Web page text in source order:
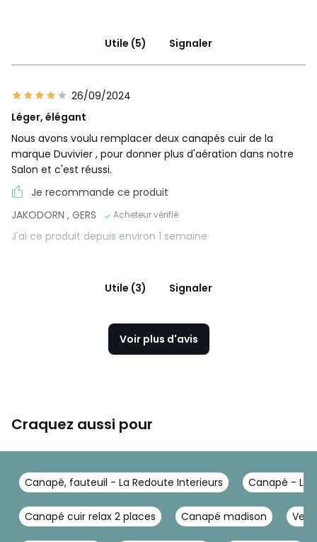
Utile (5) Signaler
26/09/2024
Léger, élégant
Nous avons voulu remplacer deux canapés cuir de la
marque Duvivier , pour donner plus d'aération dans notre
Salon et c'est réussi.
Je recommande ce produit
JAKODORN , GERS Acheteur vérifié
J'ai ce produit depuis environ 1 semaine
Utile (3) Signaler
Voir plus d'avis
Craquez aussi pour
Canapé, fauteuil - La Redoute Interieurs Canapé - La
Canapé cuir relax 2 places Canapé madison